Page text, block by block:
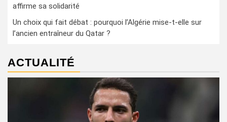
affirme sa solidarité
Un choix qui fait débat : pourquoi l’Algérie mise-t-elle sur
l’ancien entraîneur du Qatar ?
ACTUALITÉ